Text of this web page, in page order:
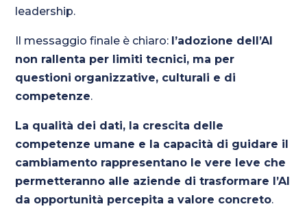
leadership.
Il messaggio finale è chiaro: l’adozione dell’AI
non rallenta per limiti tecnici, ma per
questioni organizzative, culturali e di
competenze.
La qualità dei dati, la crescita delle
competenze umane e la capacità di guidare il
cambiamento rappresentano le vere leve che
permetteranno alle aziende di trasformare l’AI
da opportunità percepita a valore concreto.